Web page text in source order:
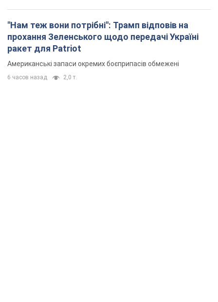
"Нам теж вони потрібні": Трамп відповів на
прохання Зеленського щодо передачі Україні
ракет для Patriot
Американські запаси окремих боєприпасів обмежені
6 часов назад 2,0 т.